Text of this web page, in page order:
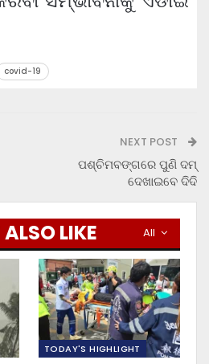
covid-19
NEXT POST
ପଶ୍ଚିମବଙ୍ଗରେ ପୁଣି ଦମ୍
ଦେଖାଇବେ ଦିଦି
All
LIKE
TODAY'S HIGHLIGHT